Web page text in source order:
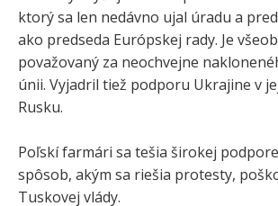
ktorý sa len nedávno ujal úradu a
ako predseda Európskej rady. Je
považovaný za neochvejne
únii. Vyjadril tiež podporu Ukrajine v
Rusku.
Poľskí farmári sa tešia širokej
spôsob, akým sa riešia protesty,
Tuskovej vlády.